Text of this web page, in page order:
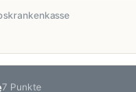
7 Punkte